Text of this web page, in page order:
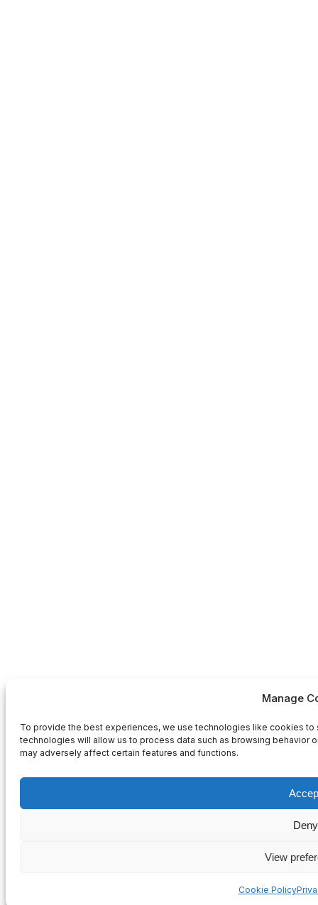
Manage
To provide the best experiences, we use technologies like cookies
technologies will allow us to process data such as browsing behavior
may adversely affect certain features and functions.
Deny
View
Cookie Policy